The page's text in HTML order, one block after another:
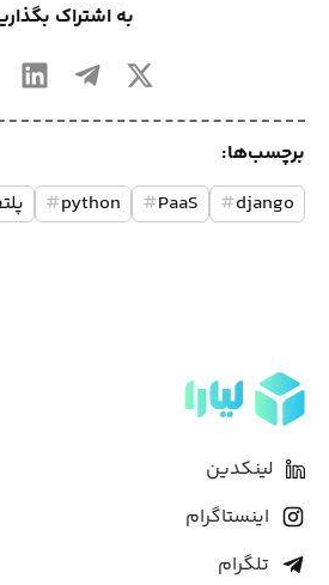
به اشتراک
برچسب‌ها:
django
#
PaaS
#
python
#
لینکدین
اینستاگرام
تلگرام